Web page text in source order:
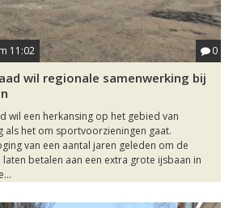
11:02 0
wil regionale samenwerking bij
wil een herkansing op het gebied van
als het om sportvoorzieningen gaat.
van een aantal jaren geleden om de
betalen aan een extra grote ijsbaan in